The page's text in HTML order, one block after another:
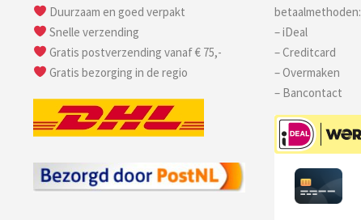
Duurzaam en goed verpakt
Snelle verzending
Gratis postverzending vanaf € 75,-
Gratis bezorging in de regio
betaalmethoden:
– iDeal
– Creditcard
– Overmaken
– Bancontact